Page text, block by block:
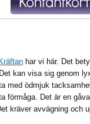
Kräftan har vi här. Det
kan visa sig genom
med ödmjuk
förmåga. Det är en
kräver avvägning och